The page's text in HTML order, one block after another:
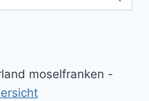
moselfranken -